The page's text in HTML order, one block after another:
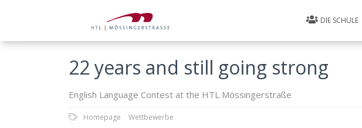
DIE SCHULE
22 years and still going strong
English Language Contest at the HTL Mössingerstraße
Homepage Wettbewerbe